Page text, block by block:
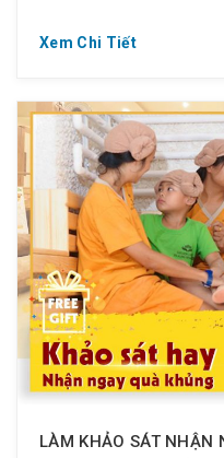
TẠI GOLDEN LOTUS
[Big Fans Hàng Tuần]
SIÊU HOT TỎA SÁNG
? Bơi ngay vào đây
những gương mặt tỏa
nào!!
? Nếu có thì chuẩn bị
Xem Chi Tiết
LÀM KHẢO SÁT NHẬN